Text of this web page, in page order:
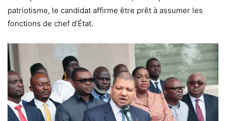
patriotisme, le candidat affirme être prêt à assumer les
fonctions de chef d’État.